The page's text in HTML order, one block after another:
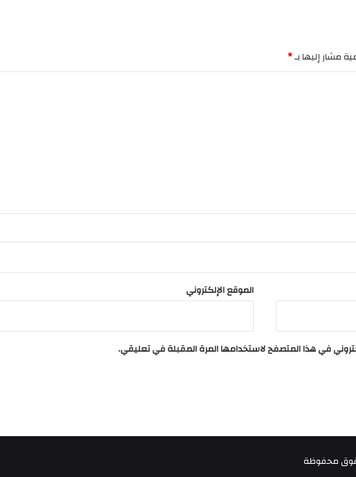
مشار إليها بـ*
الموقع الإلكتروني
في هذا المتصفح لاستخدامها المرة المقبلة في تعليقي.